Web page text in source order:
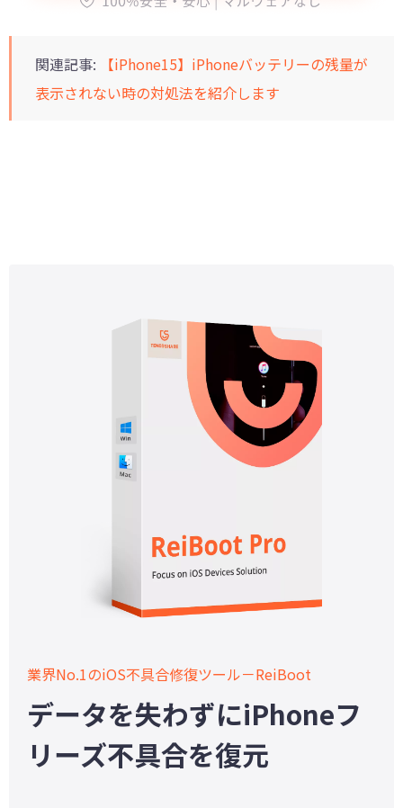
関連記事:
【iPhone15】iPhoneバッテリーの残量が
表示されない時の対処法を紹介します
業界No.1のiOS不具合修復ツール－ReiBoot
データを失わずにiPhoneフ
リーズ不具合を復元